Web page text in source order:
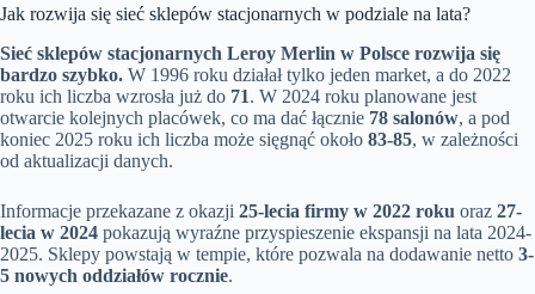
Jak rozwija się sieć sklepów stacjonarnych w podziale na lata?
Sieć sklepów stacjonarnych Leroy Merlin w Polsce rozwija się
bardzo szybko. W 1996 roku działał tylko jeden market, a do 2022
roku ich liczba wzrosła już do 71. W 2024 roku planowane jest
otwarcie kolejnych placówek, co ma dać łącznie 78 salonów, a pod
koniec 2025 roku ich liczba może sięgnąć około 83-85, w zależności
od aktualizacji danych.
Informacje przekazane z okazji 25-lecia firmy w 2022 roku oraz 27-
lecia w 2024 pokazują wyraźne przyspieszenie ekspansji na lata 2024-
2025. Sklepy powstają w tempie, które pozwala na dodawanie netto 3-
5 nowych oddziałów rocznie.